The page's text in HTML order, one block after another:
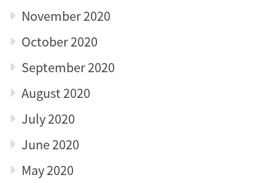
November 2020
October 2020
September 2020
August 2020
July 2020
June 2020
May 2020